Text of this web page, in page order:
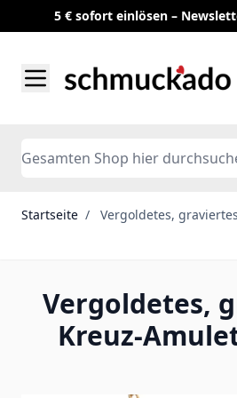
5 € sofort einlösen –
Search
Startseite / Vergoldetes,
Vergoldetes,
Kreuz-